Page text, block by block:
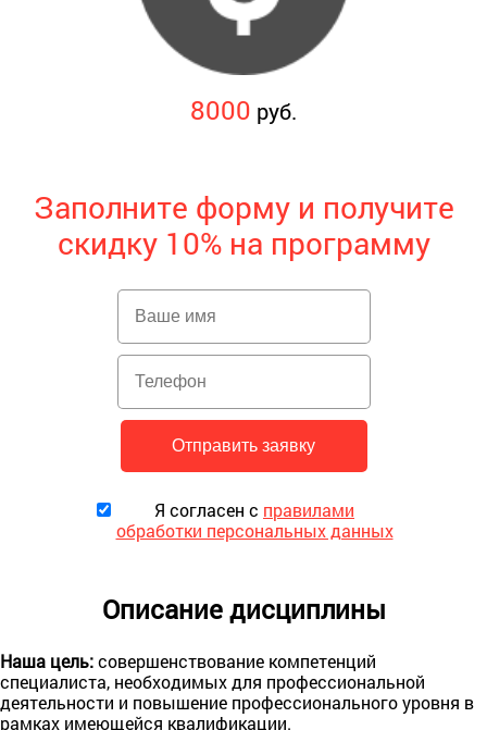
8000 руб.
Заполните форму и получите
скидку 10% на программу
Я согласен с правилами
обработки персональных данных
Описание дисциплины
Наша цель:совершенствование компетенций
специалиста, необходимых для профессиональной
деятельности и повышение профессионального уровня в
рамках имеющейся квалификации.